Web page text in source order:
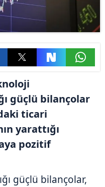
güçlü bilançolar
ticari
yarattığı
pozitif
güçlü bilançolar,